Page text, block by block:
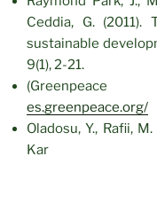
Ceddia, G.
sustainable
9(1), 2-21.
es.greenpeace.org/
Oladosu, Y., Rafii,
Kar